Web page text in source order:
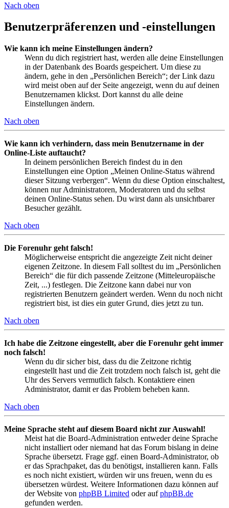
Nach oben
Benutzerpräferenzen und -einstellungen
Wie kann ich meine Einstellungen ändern?
Wenn du dich registriert hast, werden alle deine Einstellungen
in der Datenbank des Boards gespeichert. Um diese zu
ändern, gehe in den „Persönlichen Bereich“; der Link dazu
wird meist oben auf der Seite angezeigt, wenn du auf deinen
Benutzernamen klickst. Dort kannst du alle deine
Einstellungen ändern.
Nach oben
Wie kann ich verhindern, dass mein Benutzername in der
Online-Liste auftaucht?
In deinem persönlichen Bereich findest du in den
Einstellungen eine Option „Meinen Online-Status während
dieser Sitzung verbergen“. Wenn du diese Option einschaltest,
können nur Administratoren, Moderatoren und du selbst
deinen Online-Status sehen. Du wirst dann als unsichtbarer
Besucher gezählt.
Nach oben
Die Forenuhr geht falsch!
Möglicherweise entspricht die angezeigte Zeit nicht deiner
eigenen Zeitzone. In diesem Fall solltest du im „Persönlichen
Bereich“ die für dich passende Zeitzone (Mitteleuropäische
Zeit, ...) festlegen. Die Zeitzone kann dabei nur von
registrierten Benutzern geändert werden. Wenn du noch nicht
registriert bist, ist dies ein guter Grund, dies jetzt zu tun.
Nach oben
Ich habe die Zeitzone eingestellt, aber die Forenuhr geht immer
noch falsch!
Wenn du dir sicher bist, dass du die Zeitzone richtig
eingestellt hast und die Zeit trotzdem noch falsch ist, geht die
Uhr des Servers vermutlich falsch. Kontaktiere einen
Administrator, damit er das Problem beheben kann.
Nach oben
Meine Sprache steht auf diesem Board nicht zur Auswahl!
Meist hat die Board-Administration entweder deine Sprache
nicht installiert oder niemand hat das Forum bislang in deine
Sprache übersetzt. Frage ggf. einen Board-Administrator, ob
er das Sprachpaket, das du benötigst, installieren kann. Falls
es noch nicht existiert, würden wir uns freuen, wenn du es
übersetzen würdest. Weitere Informationen dazu können auf
der Website von phpBB Limited oder aufphpBB.de
gefunden werden.